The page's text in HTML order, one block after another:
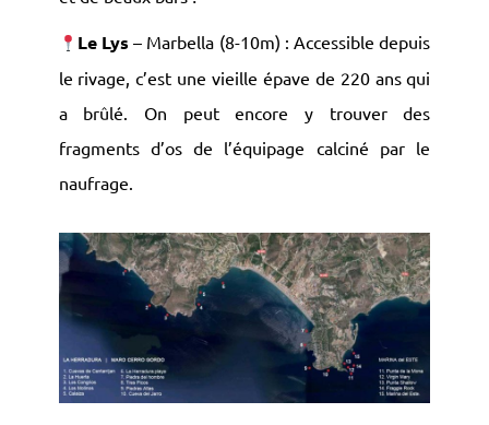
Le Lys– Marbella (8-10m) : Accessible depuis
le rivage, c’est une vieille épave de 220 ans qui
a brûlé. On peut encore y trouver des
fragments d’os de l’équipage calciné par le
naufrage.